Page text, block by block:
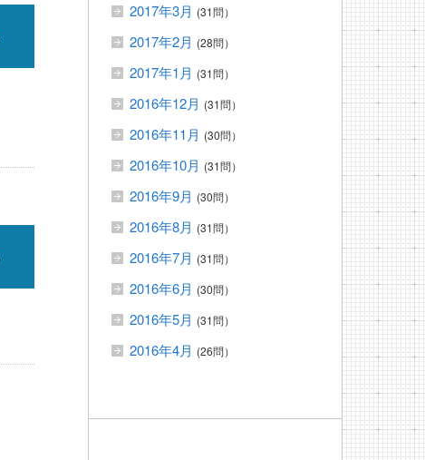
2017年3月 (31問）
2017年2月 (28問）
2017年1月 (31問）
2016年12月 (31問）
2016年11月 (30問）
2016年10月 (31問）
2016年9月 (30問）
2016年8月 (31問）
2016年7月 (31問）
2016年6月 (30問）
2016年5月 (31問）
2016年4月 (26問）